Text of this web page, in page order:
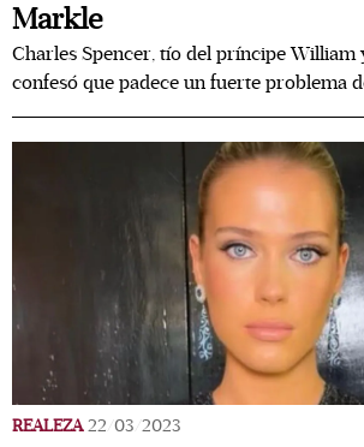
Markle
Charles Spencer, tío del príncipe
confesó que padece un fuerte problema
REALEZA 22/03/2023